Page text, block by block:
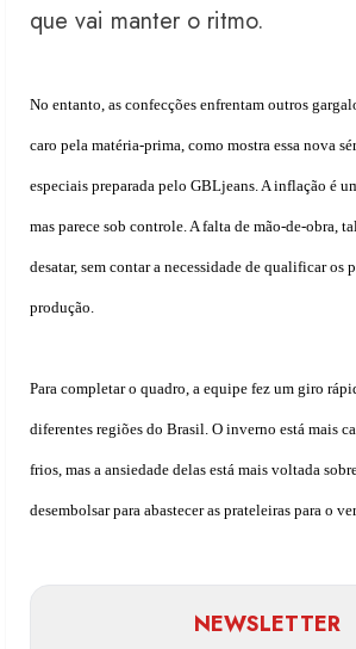
que vai manter o ritmo.
No entanto, as confecções enfrentam outros
caro pela matéria-prima, como mostra essa nova
especiais preparada pelo GBLjeans. A inflação é
mas parece sob controle. A falta de mão-de-obra,
desatar, sem contar a necessidade de qualificar os
produção.
Para completar o quadro, a equipe fez um giro
diferentes regiões do Brasil. O inverno está mais
frios, mas a ansiedade delas está mais voltada
desembolsar para abastecer as prateleiras para o
NEWSLETTER